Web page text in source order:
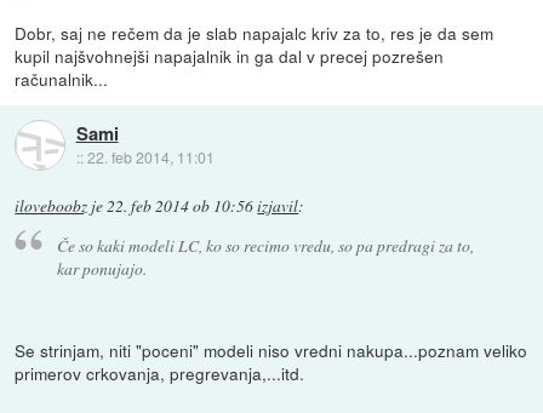
Dobr, saj ne rečem da je slab napajalc kriv za to, res je da sem
kupil najšvohnejši napajalnik in ga dal v precej pozrešen
računalnik...
Sami
::22. feb 2014, 11:01
iloveboobz je22. feb 2014 ob 10:56izjavil:
Če so kaki modeli LC, ko so recimo vredu, so pa predragi za to,
kar ponujajo.
Se strinjam, niti "poceni" modeli niso vredni nakupa...poznam veliko
primerov crkovanja, pregrevanja,...itd.